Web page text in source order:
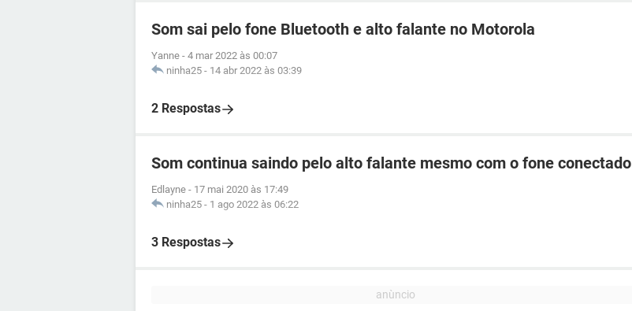
Som sai pelo fone Bluetooth e alto falante no Motorola
Yanne - 4 mar 2022 às 00:07
ninha25 - 14 abr 2022 às 03:39
2 Respostas
Som continua saindo pelo alto falante mesmo com o fone conectado
Edlayne - 17 mai 2020 às 17:49
ninha25 - 1 ago 2022 às 06:22
3 Respostas